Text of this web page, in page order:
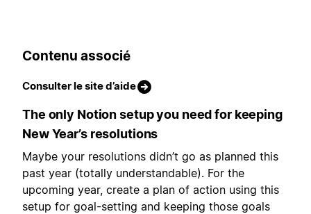
Contenu associé
Consulter le site d’aide
The only Notion setup you need for keeping
New Year’s resolutions
Maybe your resolutions didn’t go as planned this
past year (totally understandable). For the
upcoming year, create a plan of action using this
setup for goal-setting and keeping those goals